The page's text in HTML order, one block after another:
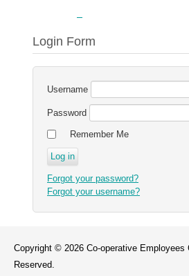
Login Form
Username
Password
Remember Me
Forgot your password?
Forgot your username?
Copyright © 2026 Co-operative Employees
Reserved.